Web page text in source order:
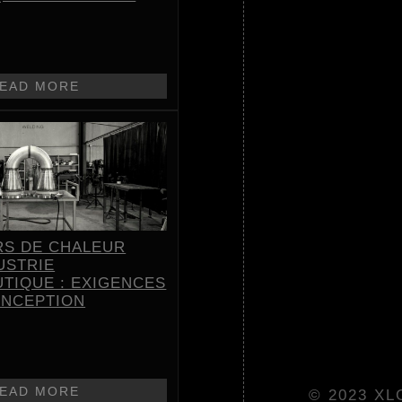
MORE
DE CHALEUR
: EXIGENCES
MORE © 2023